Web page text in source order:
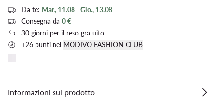
Da te: Mar., 11.08 - Gio., 13.08
Consegna da 0 €
30 giorni per il reso gratuito
+26 punti nel MODIVO FASHION CLUB
Informazioni sul prodotto